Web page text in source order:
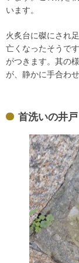
います。
火炙台に磔にされ
亡くなったそうで
がつきます。其の
が、静かに手合わ
首洗いの井戸